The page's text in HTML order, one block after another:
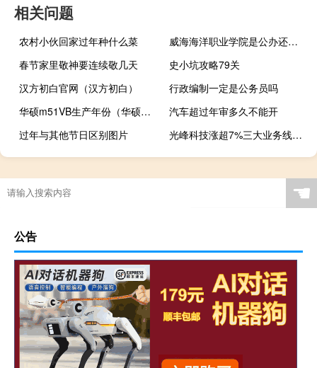
相关问题
农村小伙回家过年种什么菜
威海海洋职业学院是公办还是民办
春节家里敬神要连续敬几天
史小坑攻略79关
汉方初白官网（汉方初白）
行政编制一定是公务员吗
华硕m51VB生产年份（华硕m51v）
汽车超过年审多久不能开
过年与其他节日区别图片
光峰科技涨超7%三大业务线已获6个定点落地
☚
公告